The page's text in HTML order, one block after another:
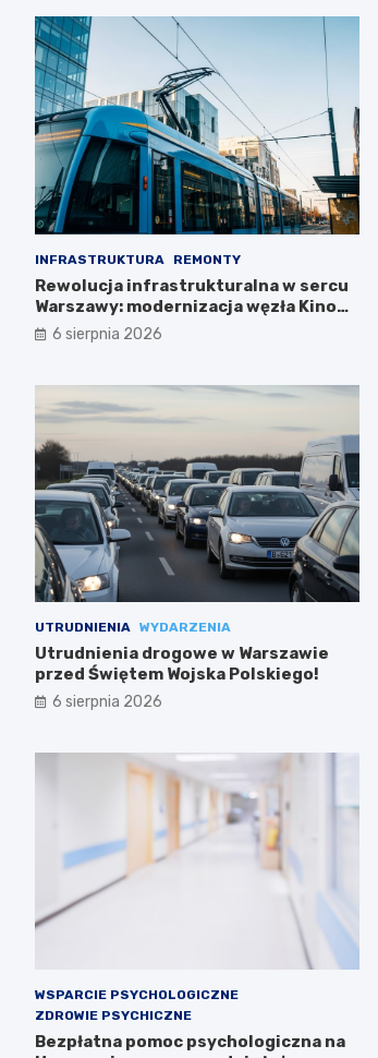
INFRASTRUKTURA REMONTY
Rewolucja infrastrukturalna w sercu
Warszawy: modernizacja węzła Kino
Femina
6 sierpnia 2026
UTRUDNIENIA WYDARZENIA
Utrudnienia drogowe w Warszawie
przed Świętem Wojska Polskiego!
6 sierpnia 2026
WSPARCIE PSYCHOLOGICZNE
ZDROWIE PSYCHICZNE
Bezpłatna pomoc psychologiczna na